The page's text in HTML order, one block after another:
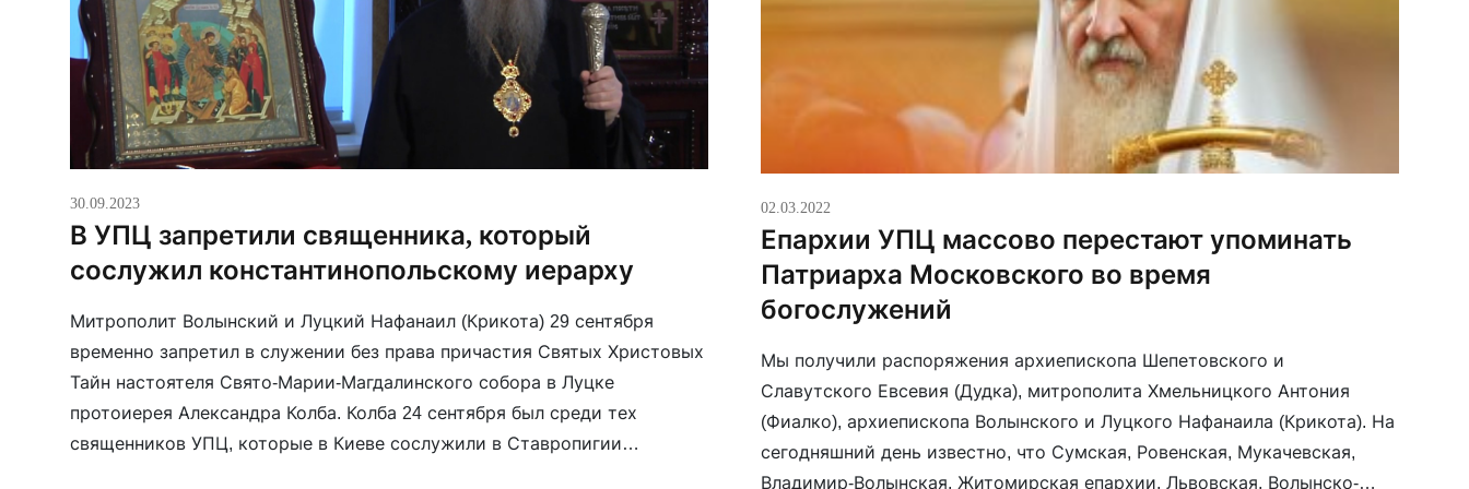
30.09.2023
В УПЦ запретили священника, который
сослужил константинопольскому иерарху
Митрополит Волынский и Луцкий Нафанаил (Крикота) 29 сентября
временно запретил в служении без права причастия Святых Христовых
Тайн настоятеля Свято-Марии-Магдалинского собора в Луцке
протоиерея Александра Колба. Колба 24 сентября был среди тех
священников УПЦ, которые в Киеве сослужили в Ставропигии
02.03.2022
Епархии УПЦ массово перестают упоминать
Патриарха Московского во время
богослужений
Мы получили распоряжения архиепископа Шепетовского и
Славутского Евсевия (Дудка), митрополита Хмельницкого Антония
(Фиалко), архиепископа Волынского и Луцкого Нафанаила (Крикота). На
сегодняшний день известно, что Сумская, Ровенская, Мукачевская,
Владимир-Волынская, Житомирская епархии, Львовская, Волынско-